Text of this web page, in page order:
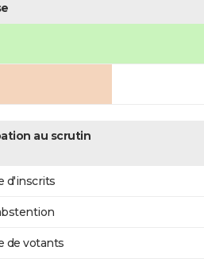
au scrutin
d'inscrits
de votants